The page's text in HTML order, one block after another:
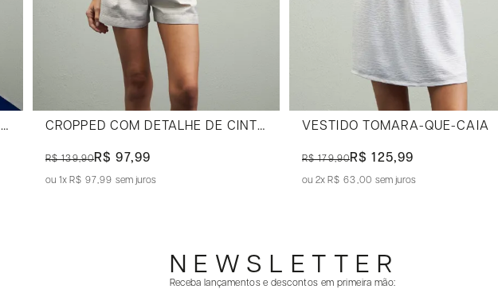
BERMUDA JEANS COM LAVAGEM CLARA CROPPED COM DETALHE DE CINTO
R$ 139,90R$ 97,99
1x R$ 97,99sem juros
VESTIDO TOMARA-QUE-CAIA
R$ 179,90R$ 125,99
2x R$ 63,00sem juros
NEWSLETTER
Receba lançamentos e descontos em primeira mão: